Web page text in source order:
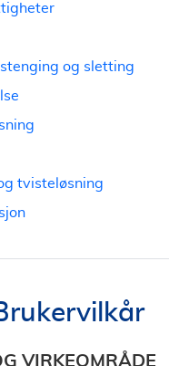
VIRKEOMRÅDE
og sletting
tvisteløsning